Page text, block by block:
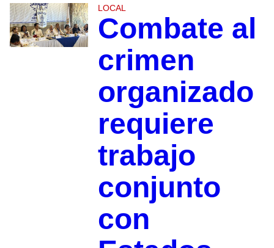
LOCAL
Combate al
crimen
organizado
requiere
trabajo
conjunto
con